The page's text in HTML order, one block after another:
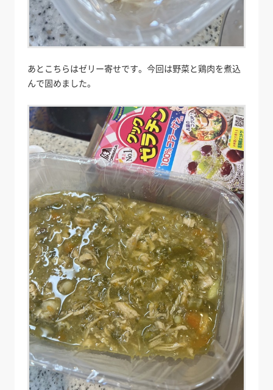
あとこちらはゼリー寄せです。今回は野菜と鶏肉を煮込
んで固めました。